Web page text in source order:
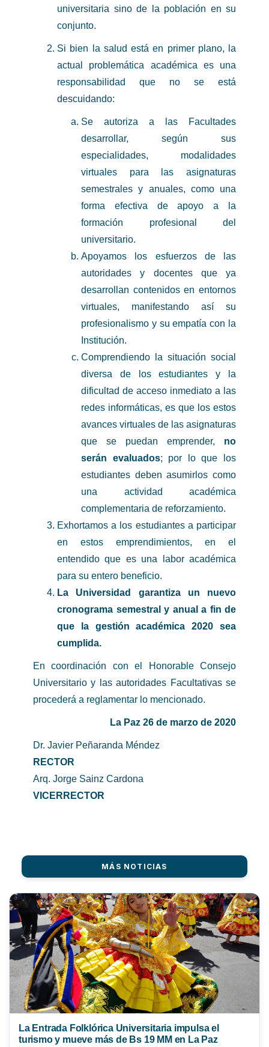
universitaria sino de la población en su
conjunto.
Si bien la salud está en primer plano, la
actual problemática académica es una
responsabilidad que no se está
descuidando:
Se autoriza a las Facultades
desarrollar, según sus
especialidades, modalidades
virtuales para las asignaturas
semestrales y anuales, como una
forma efectiva de apoyo a la
formación profesional del
universitario.
Apoyamos los esfuerzos de las
autoridades y docentes que ya
desarrollan contenidos en entornos
virtuales, manifestando así su
profesionalismo y su empatía con la
Institución.
Comprendiendo la situación social
diversa de los estudiantes y la
dificultad de acceso inmediato a las
redes informáticas, es que los estos
avances virtuales de las asignaturas
que se puedan emprender, no
serán evaluados; por lo que los
estudiantes deben asumirlos como
una actividad académica
complementaria de reforzamiento.
Exhortamos a los estudiantes a participar
en estos emprendimientos, en el
entendido que es una labor académica
para su entero beneficio.
La Universidad garantiza un nuevo
cronograma semestral y anual a fin de
que la gestión académica 2020 sea
cumplida.
En coordinación con el Honorable Consejo
Universitario y las autoridades Facultativas se
procederá a reglamentar lo mencionado.
La Paz 26 de marzo de 2020
Dr. Javier Peñaranda Méndez
RECTOR
Arq. Jorge Sainz Cardona
VICERRECTOR
MÁS NOTICIAS
La Entrada Folklórica Universitaria impulsa el
turismo y mueve más de Bs 19 MM en La Paz